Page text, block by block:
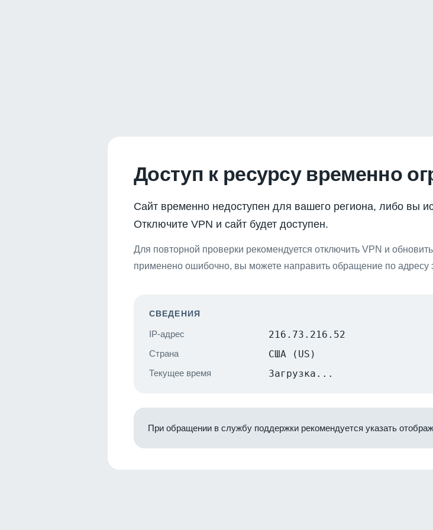
Доступ к ресурсу временно
Сайт временно недоступен для вашего региона, либо вы
Отключите VPN и сайт будет доступен.
Для повторной проверки рекомендуется отключить VPN и
применено ошибочно, вы можете направить обращение по адресу
СВЕДЕНИЯ
IP-адрес 216.73.216.52
Страна США (US)
Текущее время Загрузка...
При обращении в службу поддержки рекомендуется указать